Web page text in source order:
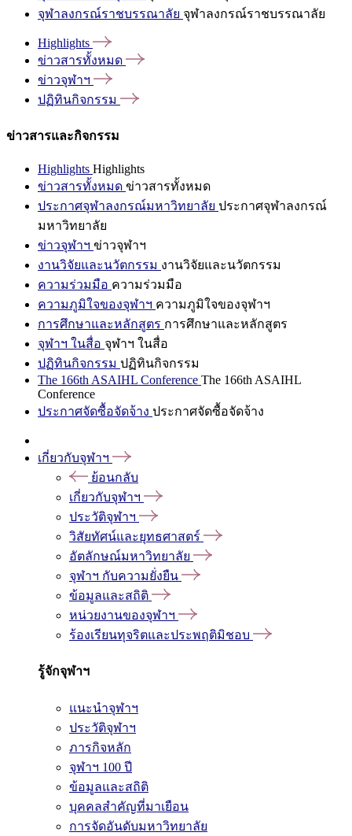
จุฬาลงกรณ์ราชบรรณาลัย จุฬาลงกรณ์ราชบรรณาลัย
Highlights
ข่าวสารทั้งหมด
ข่าวจุฬาฯ
ปฏิทินกิจกรรม
ข่าวสารและกิจกรรม
Highlights Highlights
ข่าวสารทั้งหมด ข่าวสารทั้งหมด
ประกาศจุฬาลงกรณ์มหาวิทยาลัย ประกาศจุฬาลงกรณ์
มหาวิทยาลัย
ข่าวจุฬาฯ ข่าวจุฬาฯ
งานวิจัยและนวัตกรรม งานวิจัยและนวัตกรรม
ความร่วมมือ ความร่วมมือ
ความภูมิใจของจุฬาฯ ความภูมิใจของจุฬาฯ
การศึกษาและหลักสูตร การศึกษาและหลักสูตร
จุฬาฯ ในสื่อ จุฬาฯ ในสื่อ
ปฏิทินกิจกรรม ปฏิทินกิจกรรม
The 166th ASAIHL Conference The 166th ASAIHL
Conference
ประกาศจัดซื้อจัดจ้าง ประกาศจัดซื้อจัดจ้าง
เกี่ยวกับจุฬาฯ
ย้อนกลับ
เกี่ยวกับจุฬาฯ
ประวัติจุฬาฯ
วิสัยทัศน์และยุทธศาสตร์
อัตลักษณ์มหาวิทยาลัย
จุฬาฯ กับความยั่งยืน
ข้อมูลและสถิติ
หน่วยงานของจุฬาฯ
ร้องเรียนทุจริตและประพฤติมิชอบ
รู้จักจุฬาฯ
แนะนำจุฬาฯ
ประวัติจุฬาฯ
ภารกิจหลัก
จุฬาฯ 100 ปี
ข้อมูลและสถิติ
บุคคลสำคัญที่มาเยือน
การจัดอันดับมหาวิทยาลัย